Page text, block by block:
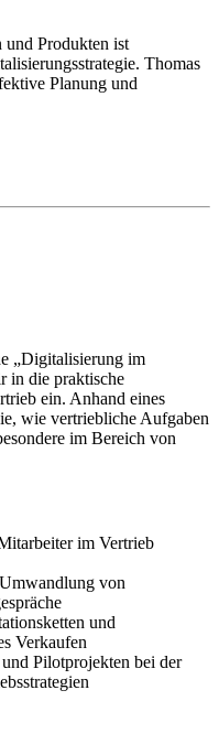
Produkten ist
Thomas
Planung und
„Digitalisierung im
in die praktische
ein. Anhand eines
wie vertriebliche Aufgaben
im Bereich von
im Vertrieb
von
und
Verkaufen
Pilotprojekten bei der